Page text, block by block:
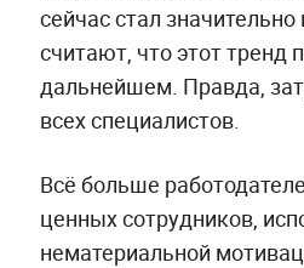
сейчас стал
считают, что этот тренд
дальнейшем. Правда,
всех специалистов.
Всё больше
ценных сотрудников,
нематериальной